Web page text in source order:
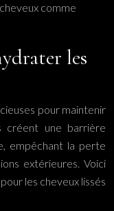
comme
les
pour maintenir
créent une barrière
empêchant la perte
extérieures. Voici
les cheveux lissés